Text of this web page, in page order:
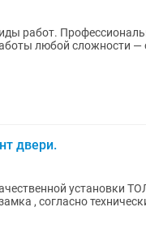
работ.
любой сложности —
двери.
установки
, согласно